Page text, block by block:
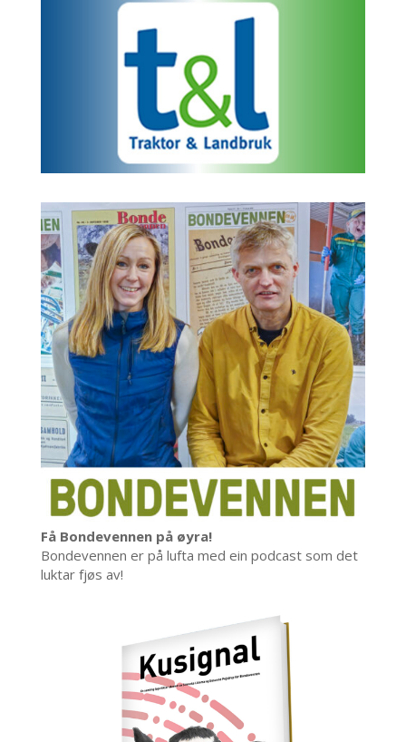
Få Bondevennen på øyra!
Bondevennen er på lufta med ein podcast som det
luktar fjøs av!